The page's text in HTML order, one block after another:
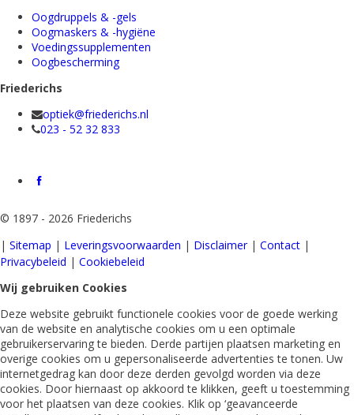
Oogdruppels & -gels
Oogmaskers & -hygiëne
Voedingssupplementen
Oogbescherming
Friederichs
optiek@friederichs.nl
023 - 52 32 833
© 1897 - 2026 Friederichs
| Sitemap | Leveringsvoorwaarden | Disclaimer | Contact |
Privacybeleid | Cookiebeleid
Wij gebruiken Cookies
Deze website gebruikt functionele cookies voor de goede werking
van de website en analytische cookies om u een optimale
gebruikerservaring te bieden. Derde partijen plaatsen marketing en
overige cookies om u gepersonaliseerde advertenties te tonen. Uw
internetgedrag kan door deze derden gevolgd worden via deze
cookies. Door hiernaast op akkoord te klikken, geeft u toestemming
voor het plaatsen van deze cookies. Klik op ‘geavanceerde